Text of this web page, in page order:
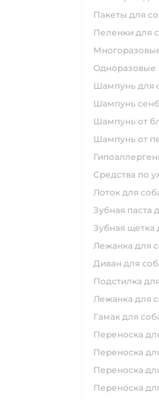
пакеты для
пеленки для
шампунь для
шампунь
шампунь от
шампунь от
средства по
лоток для
зубная паста
зубная щетка
лежанка для
диван для
подстилка
лежанка для
гамак для
переноска
переноска
переноска
переноска